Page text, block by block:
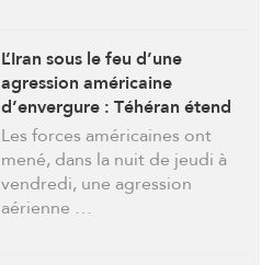
L’Iran sous le feu d’une
agression américaine
d’envergure : Téhéran étend
sa riposte vers les cibles US en
Syrie et à Oman
Les forces américaines ont
mené, dans la nuit de jeudi à
vendredi, une agression
aérienne …